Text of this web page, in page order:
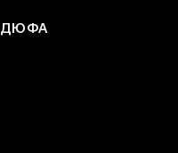
ДЮФА